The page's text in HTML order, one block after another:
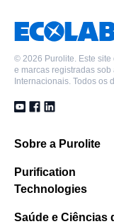
© 2026 Purolite. Este
e marcas registradas
Internacionais. Todos os
Sobre a Purolite
Purification
Technologies
Saúde e Ciências